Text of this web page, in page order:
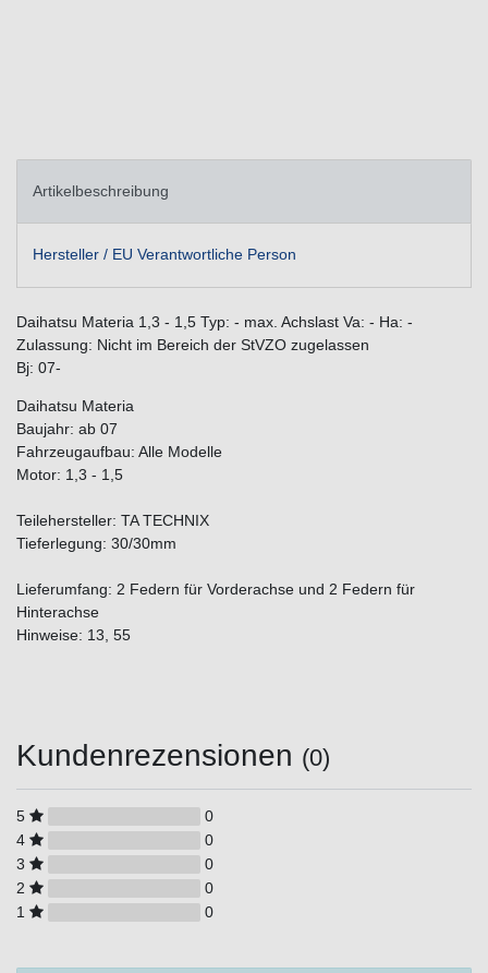
Artikelbeschreibung
Hersteller / EU Verantwortliche Person
Daihatsu Materia 1,3 - 1,5 Typ: - max. Achslast Va: - Ha: -
Zulassung: Nicht im Bereich der StVZO zugelassen
Bj: 07-
Daihatsu Materia
Baujahr: ab 07
Fahrzeugaufbau: Alle Modelle
Motor: 1,3 - 1,5
Teilehersteller: TA TECHNIX
Tieferlegung: 30/30mm
Lieferumfang: 2 Federn für Vorderachse und 2 Federn für
Hinterachse
Hinweise: 13, 55
Kundenrezensionen (0)
5
0
4
0
3
0
2
0
1
0